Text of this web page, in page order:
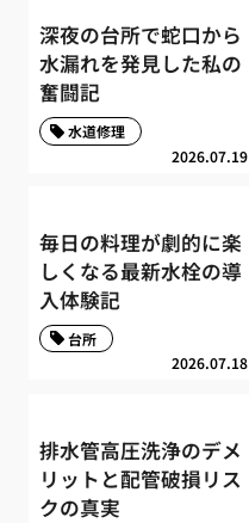
深夜の台所で蛇口から
水漏れを発見した私の
奮闘記
2026.07.19
水道修理
毎日の料理が劇的に楽
しくなる最新水栓の導
入体験記
2026.07.18
台所
排水管高圧洗浄のデメ
リットと配管破損リス
クの真実